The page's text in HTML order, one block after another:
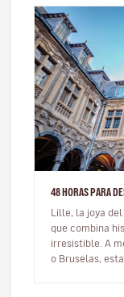
48 HORAS PARA
Lille, la joya
que combina
irresistible. A
o Bruselas,